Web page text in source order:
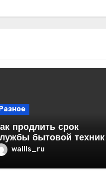
Разное
продлить срок
бытовой техники
квартире
wallls_ru